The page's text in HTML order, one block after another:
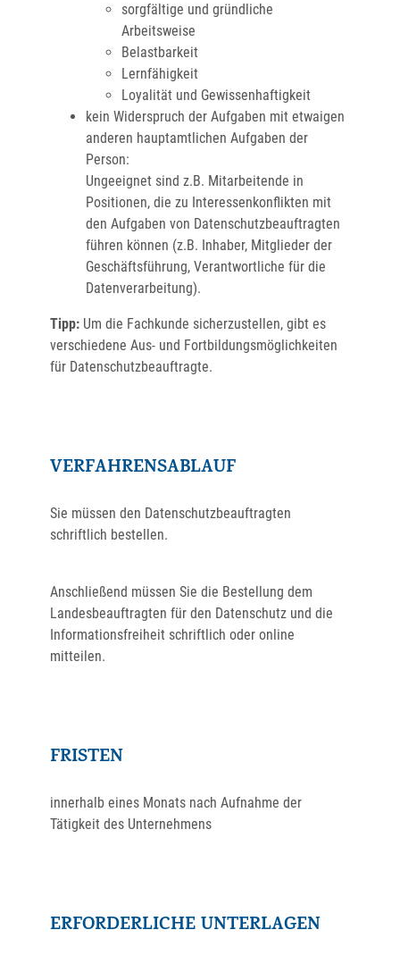
sorgfältige und gründliche
Arbeitsweise
Belastbarkeit
Lernfähigkeit
Loyalität und Gewissenhaftigkeit
kein Widerspruch der Aufgaben mit etwaigen
anderen hauptamtlichen Aufgaben der
Person:
Ungeeignet sind z.B. Mitarbeitende in
Positionen, die zu Interessenkonflikten mit
den Aufgaben von Datenschutzbeauftragten
führen können (z.B. Inhaber, Mitglieder der
Geschäftsführung, Verantwortliche für die
Datenverarbeitung).
Tipp: Um die Fachkunde sicherzustellen, gibt es
verschiedene Aus- und Fortbildungsmöglichkeiten
für Datenschutzbeauftragte.
VERFAHRENSABLAUF
Sie müssen den Datenschutzbeauftragten
schriftlich bestellen.
Anschließend müssen Sie die Bestellung dem
Landesbeauftragten für den Datenschutz und die
Informationsfreiheit schriftlich oder online
mitteilen.
FRISTEN
innerhalb eines Monats nach Aufnahme der
Tätigkeit des Unternehmens
ERFORDERLICHE UNTERLAGEN